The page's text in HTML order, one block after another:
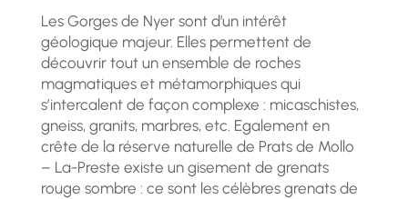
Les Gorges de Nyer sont d’un intérêt
géologique majeur. Elles permettent de
découvrir tout un ensemble de roches
magmatiques et métamorphiques qui
s’intercalent de façon complexe : micaschistes,
gneiss, granits, marbres, etc. Egalement en
crête de la réserve naturelle de Prats de Mollo
– La-Preste existe un gisement de grenats
rouge sombre : ce sont les célèbres grenats de